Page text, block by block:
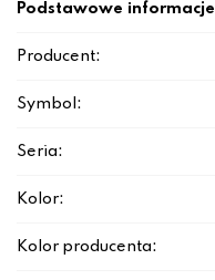
Podstawowe informacje
Producent:
Symbol:
Seria:
Kolor:
Kolor producenta: